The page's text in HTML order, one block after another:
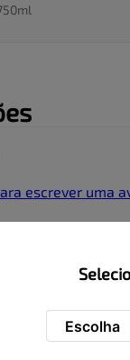
escrever uma